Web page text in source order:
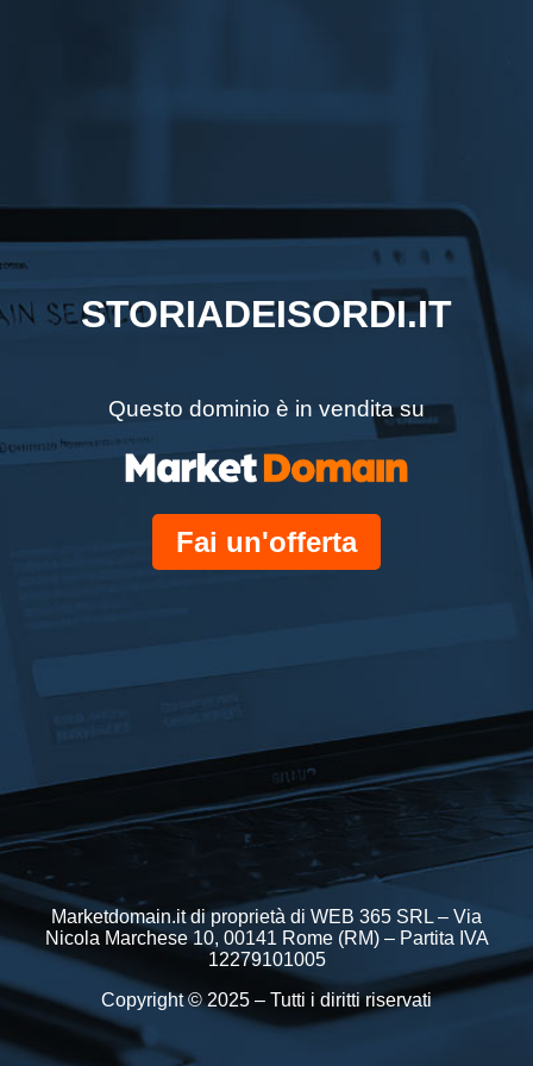
STORIADEISORDI.IT
Questo dominio è in vendita su
Fai un'offerta
Marketdomain.it di proprietà di WEB 365 SRL – Via
Nicola Marchese 10, 00141 Rome (RM) – Partita IVA
12279101005
Copyright © 2025 – Tutti i diritti riservati